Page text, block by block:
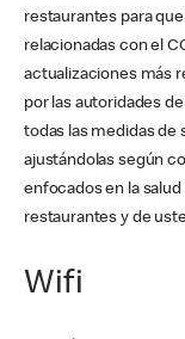
restaurantes para
relacionadas con el
actualizaciones más
por las autoridades
todas las medidas de
ajustándolas según
enfocados en la
restaurantes y de
Wifi